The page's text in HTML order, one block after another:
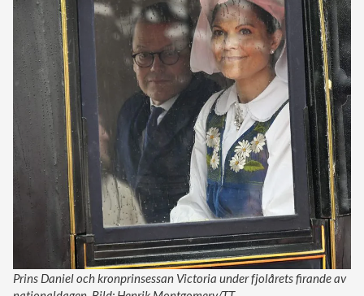
Prins Daniel och kronprinsessan Victoria under fjolårets firande av